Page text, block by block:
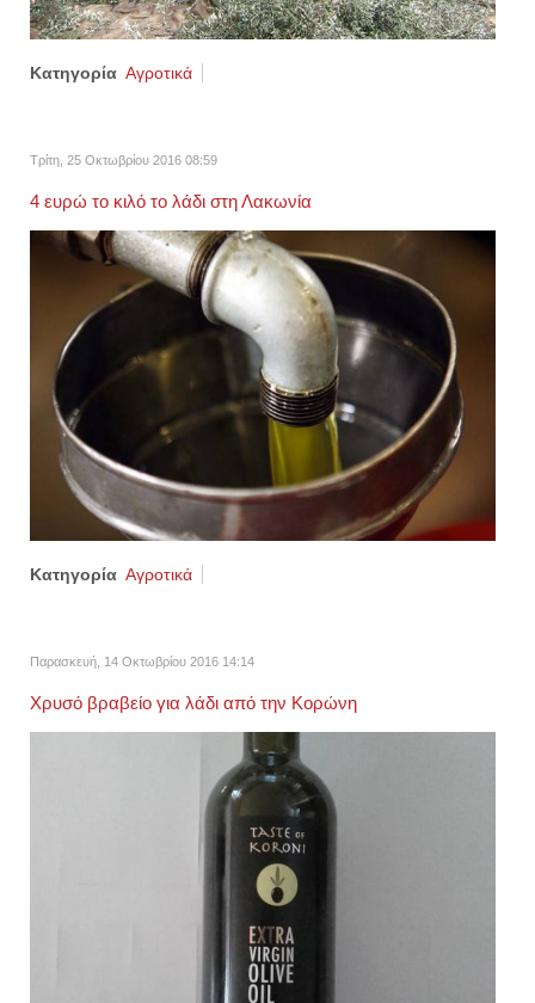
Κατηγορία Αγροτικά
Τρίτη, 25 Οκτωβρίου 2016 08:59
4 ευρώ το κιλό το λάδι στη Λακωνία
Κατηγορία Αγροτικά
Παρασκευή, 14 Οκτωβρίου 2016 14:14
Χρυσό βραβείο για λάδι από την Κορώνη